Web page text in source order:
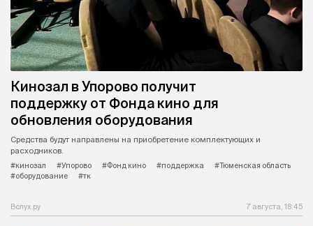
Кинозал в Упорово получит
поддержку от Фонда кино для
обновления оборудования
Средства будут направлены на приобретение комплектующих и
расходников.
#кинозал
#Упорово #Фонд кино #поддержка
#Тюменская область
#оборудование
#тк
Вслух.ру 7 августа, 18:45